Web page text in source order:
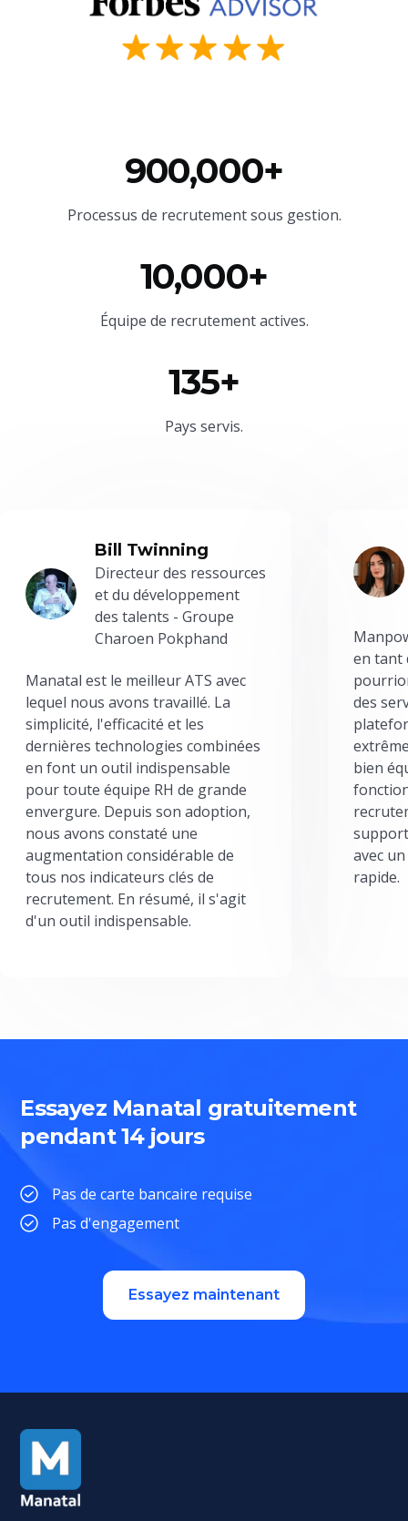
900,000+
Processus de recrutement sous gestion.
10,000+
Équipe de recrutement actives.
135+
Pays servis.
Bill Twinning
Directeur des ressources
et du développement
des talents - Groupe
Charoen Pokphand
Manatal est le meilleur ATS avec
lequel nous avons travaillé. La
simplicité, l'efficacité et les
dernières technologies combinées
en font un outil indispensable
pour toute équipe RH de grande
envergure. Depuis son adoption,
nous avons constaté une
augmentation considérable de
tous nos indicateurs clés de
recrutement. En résumé, il s'agit
d'un outil indispensable.
en tant
des
bien
avec
rapide.
Essayez Manatal gratuitement
pendant 14 jours
Pas de carte bancaire requise
Pas d'engagement
Essayez maintenant